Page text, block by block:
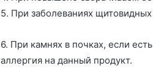
5. При заболеваниях
6. При камнях в почках, если
аллергия на данный продукт.